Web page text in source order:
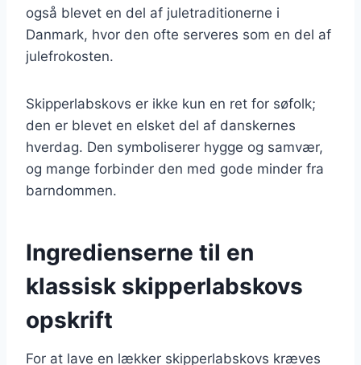
også blevet en del af juletraditionerne i
Danmark, hvor den ofte serveres som en del af
julefrokosten.
Skipperlabskovs er ikke kun en ret for søfolk;
den er blevet en elsket del af danskernes
hverdag. Den symboliserer hygge og samvær,
og mange forbinder den med gode minder fra
barndommen.
Ingredienserne til en
klassisk skipperlabskovs
opskrift
For at lave en lækker skipperlabskovs kræves